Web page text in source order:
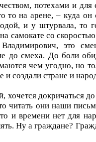
потехами и для
то на арене, – куда он
и у штурвала, то
самокате со
это
до смеха. До боли
чем угодно, но
создали стране и
хочется докричаться до
читать они наши
и времени нет для
Ну а граждане?